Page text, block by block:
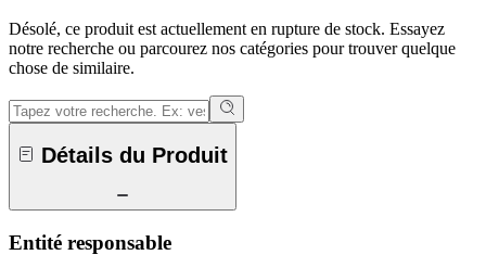
Désolé, ce produit est actuellement en rupture de stock. Essayez
notre recherche ou parcourez nos catégories pour trouver quelque
chose de similaire.
Détails du Produit
Entité responsable